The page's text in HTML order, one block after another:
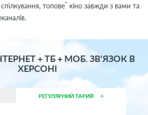
топове* кіно завжди з вами та
+ ТБ + МОБ. ЗВ'ЯЗОК В
ХЕРСОНІ
РЕГУЛЯРНИЙ ТАРИФ